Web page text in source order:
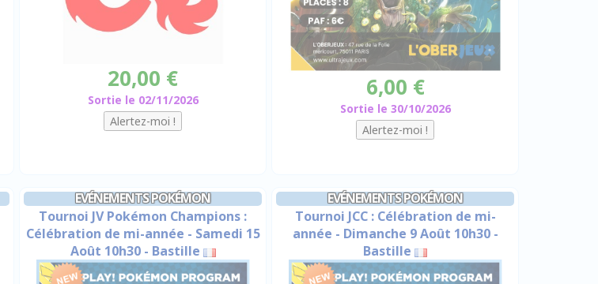
20,00 €
Sortie le 02/11/2026 6,00 €
Sortie le 30/10/2026
EVÉNEMENTS POKÉMON
Tournoi JV Pokémon Champions :
Célébration de mi-année - Samedi 15
Août 10h30 - Bastille
EVÉNEMENTS POKÉMON
Tournoi JCC : Célébration de mi-
année - Dimanche 9 Août 10h30 -
Bastille